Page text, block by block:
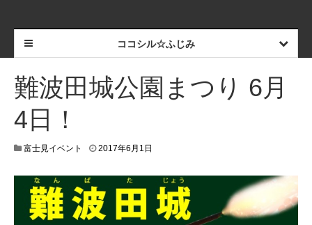
ココシル☆ふじみ
難波田城公園まつり 6月
4日！
富士見イベント 2017年6月1日